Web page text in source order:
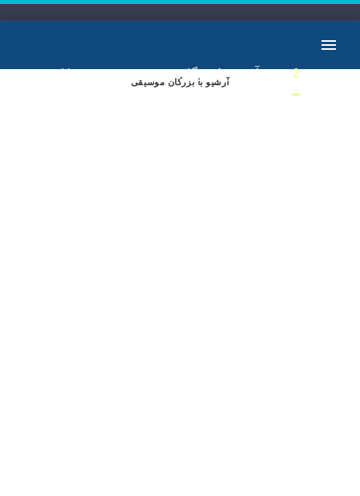
آرشیو با بزرگان موسیقی
Home آرشیو با بزرگان موسیقی 2